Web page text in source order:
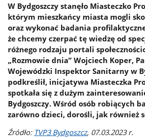
W Bydgoszczy stanęło Miasteczko
którym mieszkańcy miasta mogli
oraz wykonać badania
że chcemy czerpać tę wiedzę od
różnego rodzaju portali
„Rozmowie dnia” Wojciech Koper,
Wojewódzki Inspektor Sanitarny w
podkreślił, inicjatywa Miasteczka
spotkała się z dużym
Bydgoszczy. Wśród osób robiących
zarówno dzieci, dorośli, jak również
Źródło: TVP3 Bydgoszcz, 07.03.2023 r.